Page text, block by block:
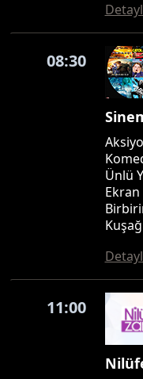
08:30
Ünlü
Ekran
11:00